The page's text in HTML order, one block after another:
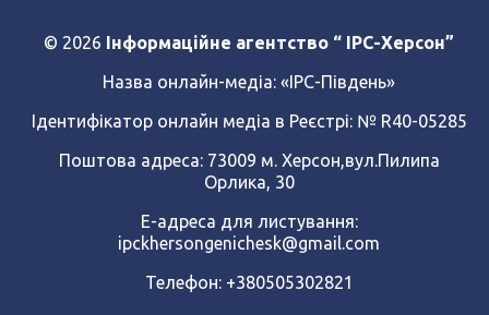
© 2026 Інформаційне агентство “ IPC-Херсон”
Назва онлайн-медіа: «ІРС-Південь»
Ідентифікатор онлайн медіа в Реєстрі: № R40-05285
Поштова адреса: 73009 м. Херсон,вул.Пилипа
Орлика, 30
Е-адреса для листування:
ipckhersongenichesk@gmail.com
Телефон: +380505302821